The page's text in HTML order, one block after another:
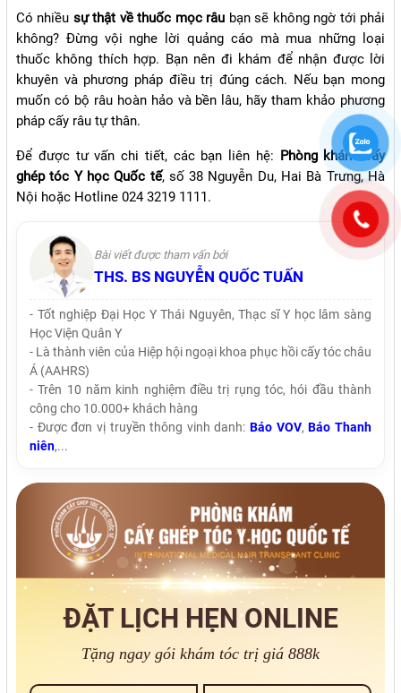
Có nhiều sự thật về thuốc mọc râu bạn sẽ không ngờ tới phải
không? Đừng vội nghe lời quảng cáo mà mua những loại
thuốc không thích hợp. Bạn nên đi khám để nhận được lời
khuyên và phương pháp điều trị đúng cách. Nếu bạn mong
muốn có bộ râu hoàn hảo và bền lâu, hãy tham khảo phương
pháp cấy râu tự thân.
Để được tư vấn chi tiết, các bạn liên hệ: Phòng khám Cấy
ghép tóc Y học Quốc tế, số 38 Nguyễn Du, Hai Bà Trưng, Hà
Nội hoặc Hotline 024 3219 1111.
Bài viết được tham vấn bởi
THS. BS NGUYỄN QUỐC TUẤN
- Tốt nghiệp Đại Học Y Thái Nguyên, Thạc sĩ Y học lâm sàng
Học Viện Quân Y
- Là thành viên của Hiệp hội ngoại khoa phục hồi cấy tóc châu
Á (AAHRS)
- Trên 10 năm kinh nghiệm điều trị rụng tóc, hói đầu thành
công cho 10.000+ khách hàng
- Được đơn vị truyền thông vinh danh:Báo VOV,Báo Thanh
niên,...
ĐẶT LỊCH HẸN ONLINE
Tặng ngay gói khám tóc trị giá 888k